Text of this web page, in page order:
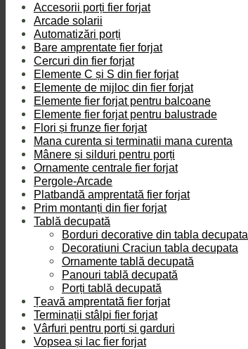
Accesorii porți fier forjat
Arcade solarii
Automatizări porți
Bare amprentate fier forjat
Cercuri din fier forjat
Elemente C și S din fier forjat
Elemente de mijloc din fier forjat
Elemente fier forjat pentru balcoane
Elemente fier forjat pentru balustrade
Flori și frunze fier forjat
Mana curenta si terminatii mana curenta
Mânere și silduri pentru porți
Ornamente centrale fier forjat
Pergole-Arcade
Platbandă amprentată fier forjat
Prim montanți din fier forjat
Tablă decupată
Borduri decorative din tabla decupata
Decoratiuni Craciun tabla decupata
Ornamente tablă decupată
Panouri tablă decupată
Porți tablă decupată
Țeavă amprentată fier forjat
Terminații stâlpi fier forjat
Vârfuri pentru porți și garduri
Vopsea și lac fier forjat